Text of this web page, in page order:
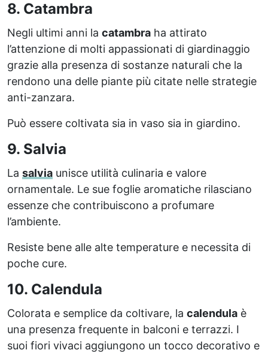
8. Catambra
Negli ultimi anni la catambra ha attirato
l’attenzione di molti appassionati di giardinaggio
grazie alla presenza di sostanze naturali che la
rendono una delle piante più citate nelle strategie
anti-zanzara.
Può essere coltivata sia in vaso sia in giardino.
9. Salvia
La salvia unisce utilità culinaria e valore
ornamentale. Le sue foglie aromatiche rilasciano
essenze che contribuiscono a profumare
l’ambiente.
Resiste bene alle alte temperature e necessita di
poche cure.
10. Calendula
Colorata e semplice da coltivare, la calendula è
una presenza frequente in balconi e terrazzi. I
suoi fiori vivaci aggiungono un tocco decorativo e